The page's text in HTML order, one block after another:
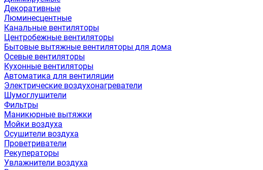
Декоративные
Люминесцентные
Канальные вентиляторы
Центробежные вентиляторы
Бытовые вытяжные вентиляторы для дома
Осевые вентиляторы
Кухонные вентиляторы
Автоматика для вентиляции
Электрические воздухонагреватели
Шумоглушители
Фильтры
Маникюрные вытяжки
Мойки воздуха
Осушители воздуха
Проветриватели
Рекуператоры
Увлажнители воздуха